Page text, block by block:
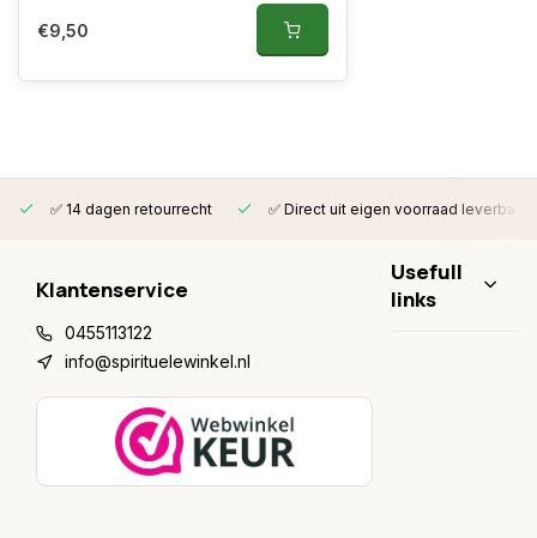
€9,50
✅ 14 dagen retourrecht ✅ Direct uit eigen voorraad leverbaar
Klantenservice
0455113122
info@spirituelewinkel.nl
Usefull
links